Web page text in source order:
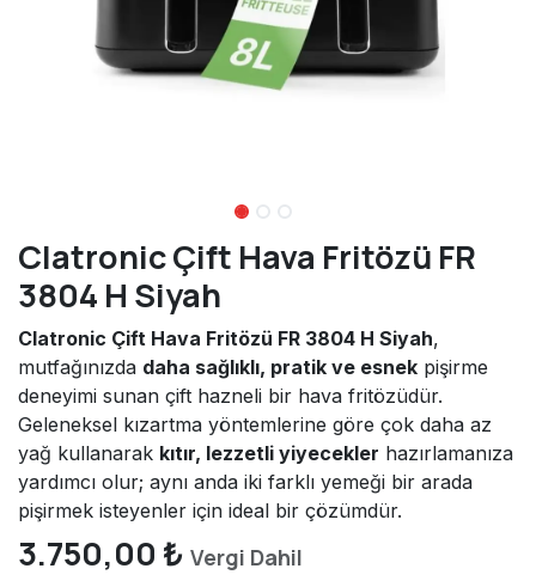
Clatronic Çift Hava Fritözü FR
3804 H Siyah
Clatronic Çift Hava Fritözü FR 3804 H Siyah,
mutfağınızda daha sağlıklı, pratik ve esnek pişirme
deneyimi sunan çift hazneli bir hava fritözüdür.
Geleneksel kızartma yöntemlerine göre çok daha az
yağ kullanarak kıtır, lezzetli yiyecekler hazırlamanıza
yardımcı olur; aynı anda iki farklı yemeği bir arada
pişirmek isteyenler için ideal bir çözümdür.
3.750,00 ₺ Vergi Dahil